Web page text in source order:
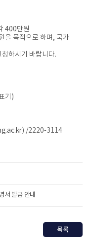
400만원
을 목적으로 하며, 국가
하시기 바랍니다.
기)
) /2220-3114
서 발급 안내
목록